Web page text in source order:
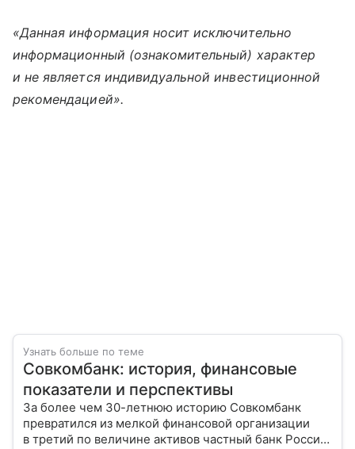
«Данная информация носит исключительно
информационный (ознакомительный) характер
и не является индивидуальной инвестиционной
рекомендацией».
Узнать больше по теме
Совкомбанк: история, финансовые
показатели и перспективы
За более чем 30-летнюю историю Совкомбанк
превратился из мелкой финансовой организации
в третий по величине активов частный банк России.